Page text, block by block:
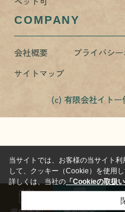
COMPANY
会社概要 プライバシ
サイトマップ
(c) 有限会社イトー
当サイトでは、お客様の当サイト
して、クッキー（Cookie）を使用し
詳しくは、当社の「Cookieの取扱